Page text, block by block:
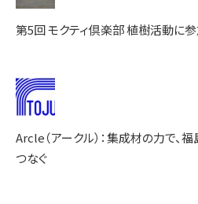
第5回 モクティ倶楽部 植樹活動に
Arcle（アークル）：集成材の力で、
つなぐ